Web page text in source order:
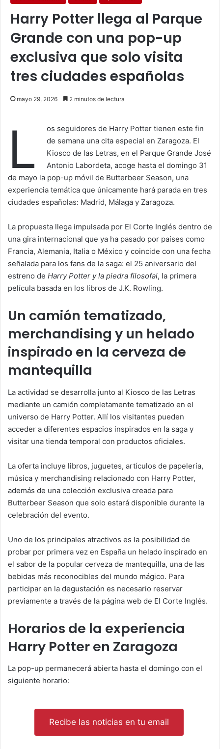
Harry Potter llega al Parque
Grande con una pop-up
exclusiva que solo visita
tres ciudades españolas
mayo 29, 2026 2 minutos de lectura
L
os seguidores de Harry Potter tienen este fin
de semana una cita especial en Zaragoza. El
Kiosco de las Letras, en el Parque Grande José
Antonio Labordeta, acoge hasta el domingo 31
de mayo la pop-up móvil de Butterbeer Season, una
experiencia temática que únicamente hará parada en tres
ciudades españolas: Madrid, Málaga y Zaragoza.
La propuesta llega impulsada por El Corte Inglés dentro de
una gira internacional que ya ha pasado por países como
Francia, Alemania, Italia o México y coincide con una fecha
señalada para los fans de la saga: el 25 aniversario del
estreno de Harry Potter y la piedra filosofal, la primera
película basada en los libros de J.K. Rowling.
Un camión tematizado,
merchandising y un helado
inspirado en la cerveza de
mantequilla
La actividad se desarrolla junto al Kiosco de las Letras
mediante un camión completamente tematizado en el
universo de Harry Potter. Allí los visitantes pueden
acceder a diferentes espacios inspirados en la saga y
visitar una tienda temporal con productos oficiales.
La oferta incluye libros, juguetes, artículos de papelería,
música y merchandising relacionado con Harry Potter,
además de una colección exclusiva creada para
Butterbeer Season que solo estará disponible durante la
celebración del evento.
Uno de los principales atractivos es la posibilidad de
probar por primera vez en España un helado inspirado en
el sabor de la popular cerveza de mantequilla, una de las
bebidas más reconocibles del mundo mágico. Para
participar en la degustación es necesario reservar
previamente a través de la página web de El Corte Inglés.
Horarios de la experiencia
Harry Potter en Zaragoza
La pop-up permanecerá abierta hasta el domingo con el
siguiente horario:
Recibe las noticias en tu email